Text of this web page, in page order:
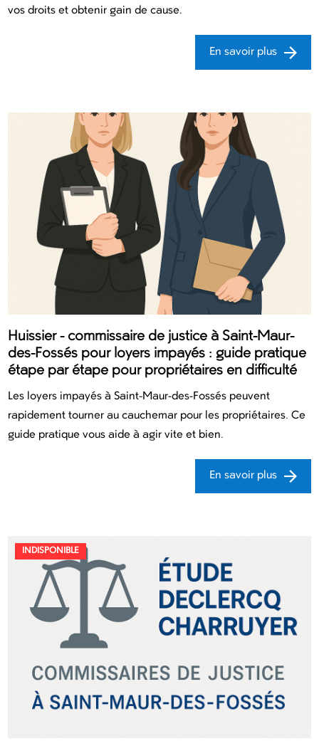
vos droits et obtenir gain de cause.
En savoir plus
Huissier - commissaire de justice à Saint-Maur-
des-Fossés pour loyers impayés : guide pratique
étape par étape pour propriétaires en difficulté
Les loyers impayés à Saint-Maur-des-Fossés peuvent
rapidement tourner au cauchemar pour les propriétaires. Ce
guide pratique vous aide à agir vite et bien.
En savoir plus
INDISPONIBLE